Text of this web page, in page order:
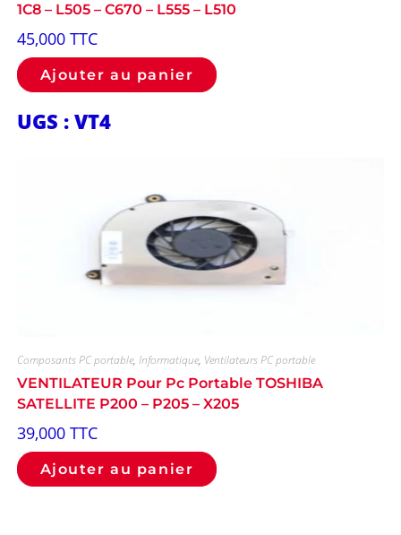
1C8 – L505 – C670 – L555 – L510
45,000 TTC
Ajouter au panier
UGS : VT4
Composants PC portable, Informatique, Ventilateurs PC portable
VENTILATEUR Pour Pc Portable TOSHIBA
SATELLITE P200 – P205 – X205
39,000 TTC
Ajouter au panier